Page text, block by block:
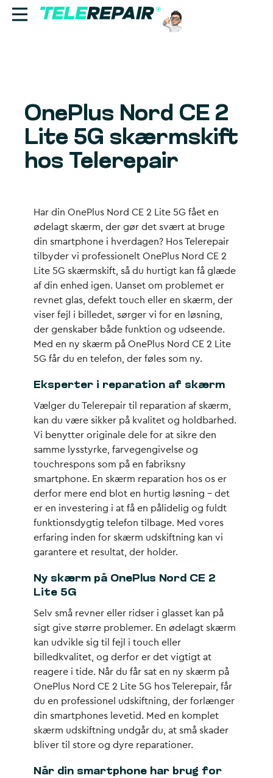
Find butik
Erhverv
OnePlus Nord CE 2
Lite 5G skærmskift
hos Telerepair
Har din OnePlus Nord CE 2 Lite 5G fået en
ødelagt skærm, der gør det svært at bruge
din smartphone i hverdagen? Hos Telerepair
tilbyder vi professionelt OnePlus Nord CE 2
Lite 5G skærmskift, så du hurtigt kan få glæde
af din enhed igen. Uanset om problemet er
revnet glas, defekt touch eller en skærm, der
viser fejl i billedet, sørger vi for en løsning,
der genskaber både funktion og udseende.
Med en ny skærm på OnePlus Nord CE 2 Lite
5G får du en telefon, der føles som ny.
Eksperter i reparation af skærm
Vælger du Telerepair til reparation af skærm,
kan du være sikker på kvalitet og holdbarhed.
Vi benytter originale dele for at sikre den
samme lysstyrke, farvegengivelse og
touchrespons som på en fabriksny
smartphone. En skærm reparation hos os er
derfor mere end blot en hurtig løsning – det
er en investering i at få en pålidelig og fuldt
funktionsdygtig telefon tilbage. Med vores
erfaring inden for skærm udskiftning kan vi
garantere et resultat, der holder.
Ny skærm på OnePlus Nord CE 2
Lite 5G
Selv små revner eller ridser i glasset kan på
sigt give større problemer. En ødelagt skærm
kan udvikle sig til fejl i touch eller
billedkvalitet, og derfor er det vigtigt at
reagere i tide. Når du får sat en ny skærm på
OnePlus Nord CE 2 Lite 5G hos Telerepair, får
du en professionel udskiftning, der forlænger
din smartphones levetid. Med en komplet
skærm udskiftning undgår du, at små skader
bliver til store og dyre reparationer.
Når din smartphone har brug for